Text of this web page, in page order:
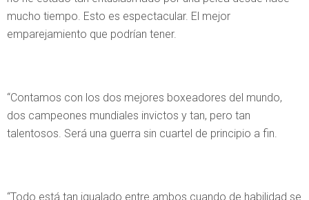
mucho tiempo. Esto es espectacular. El mejor
emparejamiento que podrían tener.
“Contamos con los dos mejores boxeadores del mundo,
dos campeones mundiales invictos y tan, pero tan
talentosos. Será una guerra sin cuartel de principio a fin.
“Todo está tan igualado entre ambos cuando de habilidad se